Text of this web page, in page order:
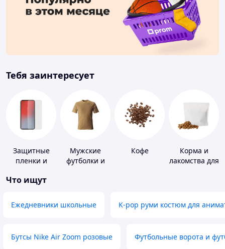
Тебя заинтересует
Защитные
пленки и
портативных
Мужские
футболки и
Кофе
Корма и
лакомства для
Что ищут
Ежедневники школьные K-pop руми костюм для
Бутсы Nike Air Zoom розовые Футбольные ворота и